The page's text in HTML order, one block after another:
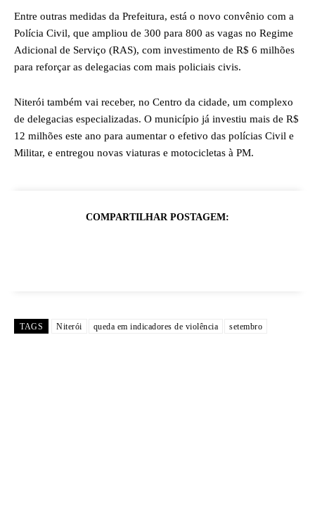
Entre outras medidas da Prefeitura, está o novo convênio com a
Polícia Civil, que ampliou de 300 para 800 as vagas no Regime
Adicional de Serviço (RAS), com investimento de R$ 6 milhões
para reforçar as delegacias com mais policiais civis.
Niterói também vai receber, no Centro da cidade, um complexo
de delegacias especializadas. O município já investiu mais de R$
12 milhões este ano para aumentar o efetivo das polícias Civil e
Militar, e entregou novas viaturas e motocicletas à PM.
COMPARTILHAR POSTAGEM:
TAGS Niterói queda em indicadores de violência setembro